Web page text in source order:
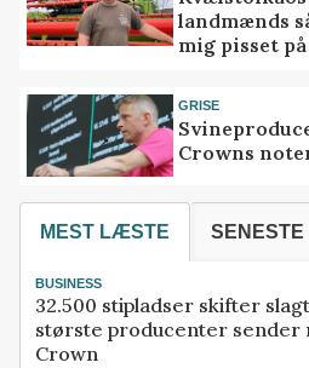
landmænds
mig pisset på
GRISE
Crowns
MEST LÆSTE SENESTE
BUSINESS
32.500 stipladser skifter
største producenter sender
Crown